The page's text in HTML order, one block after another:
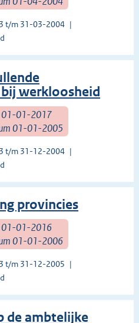
t/m 31-03-2004
werkloosheid
01-01-2017
01-01-2005
t/m 31-12-2004
provincies
01-01-2016
01-01-2006
t/m 31-12-2005
de ambtelijke